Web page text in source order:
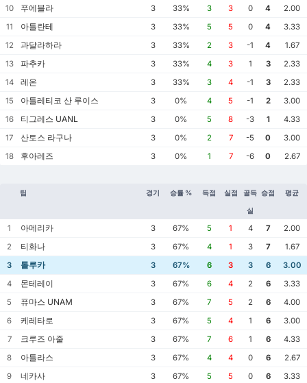
10 푸에블라 3 33% 3 3 0 4
2.00
11
아틀란테 3 33% 5 5 0 4
3.33
12
과달라하라 3 33% 2 3 -1 4
1.67
13
파추카 3 33% 4 3 1 3
2.33
14
레온 3 33% 3 4 -1 3
2.33
15
아틀레티코 산 루이스 3 0% 4 5 -1 2
3.00
16
티그레스 UANL 3 0% 5 8 -3 1
4.33
17
산토스 라구나 3 0% 2 7 -5 0
3.00
18
후아레즈 3 0% 1 7 -6 0 2.67
팀 경기 승률 % 득점 실점 골득
실
승점 평균
1 아메리카 3 67% 5 1 4 7
2.00
2
티화나 3 67% 4 1 3 7
1.67
3
톨루카 3 67% 6 3 3 6
3.00
4
몬테레이 3 67% 6 4 2 6
3.33
5
퓨마스 UNAM 3 67% 7 5 2 6
4.00
6
케레타로 3 67% 5 4 1 6
3.00
7
크루즈 아줄 3 67% 7 6 1 6
4.33
8
아틀라스 3 67% 4 4 0 6
2.67
9
네카사 3 67% 5 5 0 6
3.33